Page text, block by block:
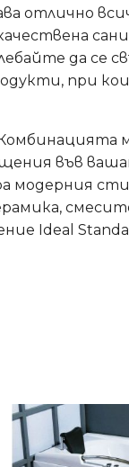
отлично
да
при
във
модерния
Ideal